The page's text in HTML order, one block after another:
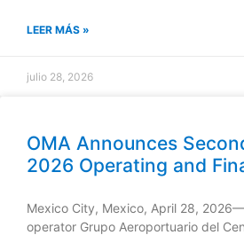
LEER MÁS »
julio 28, 2026
OMA Announces
2026 Operating and
Mexico City, Mexico, April 28,
operator Grupo Aeroportuario del